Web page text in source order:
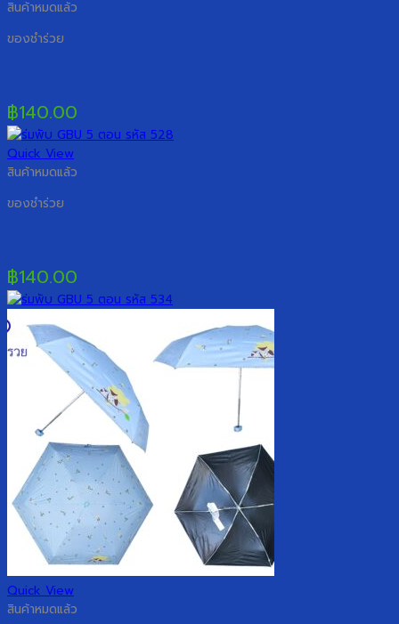
สินค้าหมดแล้ว
ของชำร่วย
฿140.00
Quick View
สินค้าหมดแล้ว
ของชำร่วย
฿140.00
Quick View
สินค้าหมดแล้ว